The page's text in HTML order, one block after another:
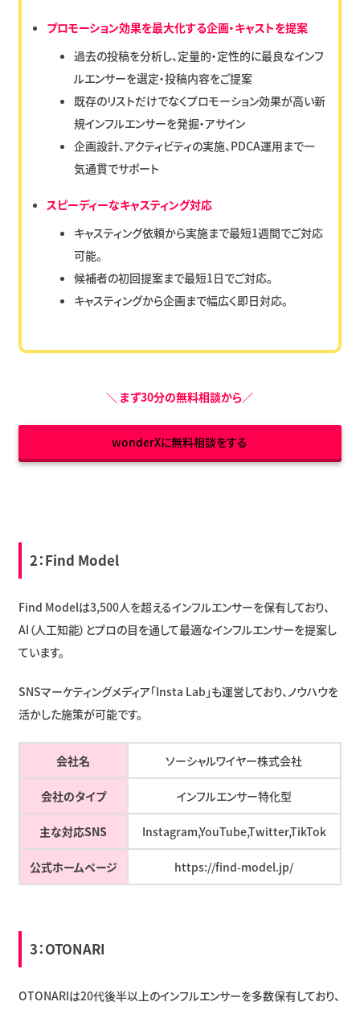
プロモーション効果を最大化する企画・キャストを提案
過去の投稿を分析し、定量的・定性的に最良なインフ
ルエンサーを選定・投稿内容をご提案
既存のリストだけでなくプロモーション効果が高い新
規インフルエンサーを発掘・アサイン
企画設計、アクティビティの実施、PDCA運用まで一
気通貫でサポート
スピーディーなキャスティング対応
キャスティング依頼から実施まで最短1週間でご対応
可能。
候補者の初回提案まで最短1日でご対応。
キャスティングから企画まで幅広く即日対応。
＼ まず30分の無料相談から／
wonderXに無料相談をする
2：Find Model
Find Modelは3,500人を超えるインフルエンサーを保有しており、
AI（人工知能）とプロの目を通して最適なインフルエンサーを提案し
ています。
SNSマーケティングメディア「Insta Lab」も運営しており、ノウハウを
活かした施策が可能です。
会社名 ソーシャルワイヤー株式会社
会社のタイプ インフルエンサー特化型
主な対応SNS Instagram,YouTube,Twitter,TikTok
公式ホームページ https://find-model.jp/
3：OTONARI
OTONARIは20代後半以上のインフルエンサーを多数保有しており、